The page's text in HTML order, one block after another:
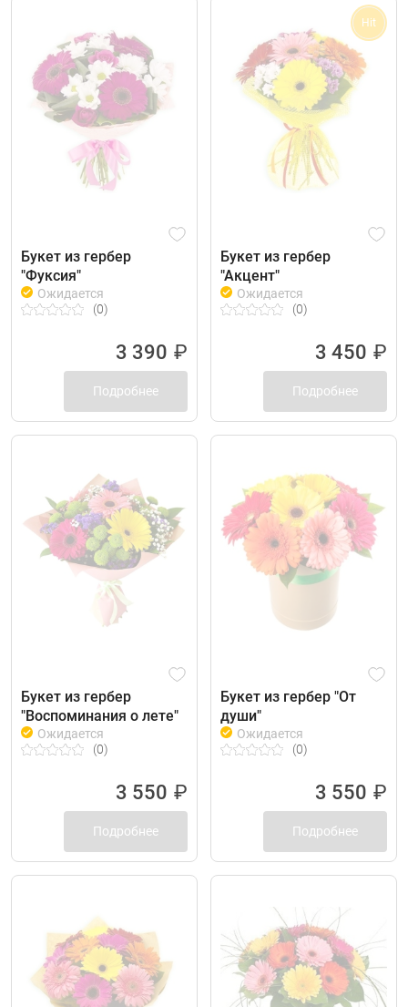
Букет из гербер
"Фуксия"
Ожидается
(0)
3 390 ₽
Подробнее
Hit
Букет из гербер
"Акцент"
Ожидается
(0)
3 450 ₽
Подробнее
Букет из гербер
"Воспоминания о лете"
Ожидается
(0)
3 550 ₽
Подробнее
Букет из гербер "От
души"
Ожидается
(0)
3 550 ₽
Подробнее